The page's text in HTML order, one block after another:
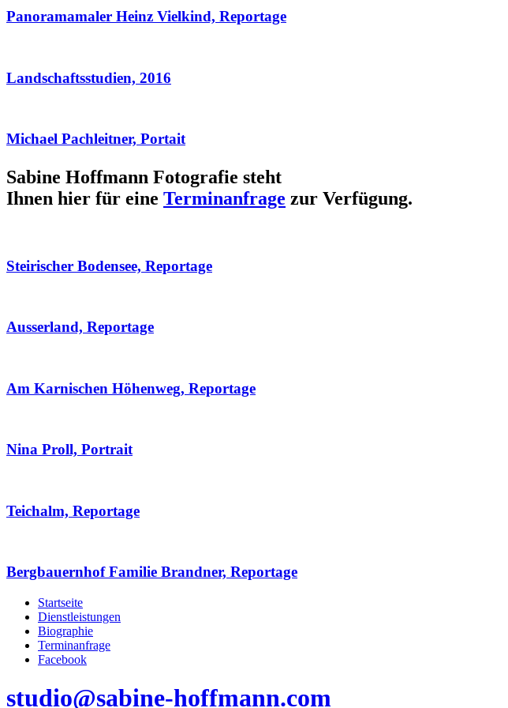
Panoramamaler Heinz Vielkind, Reportage
Landschaftsstudien, 2016
Michael Pachleitner, Portait
Sabine Hoffmann Fotografie steht
Ihnen hier für eine Terminanfrage zur Verfügung.
Steirischer Bodensee, Reportage
Ausserland, Reportage
Am Karnischen Höhenweg, Reportage
Nina Proll, Portrait
Teichalm, Reportage
Bergbauernhof Familie Brandner, Reportage
Startseite
Dienstleistungen
Biographie
Terminanfrage
Facebook
studio@sabine-hoffmann.com